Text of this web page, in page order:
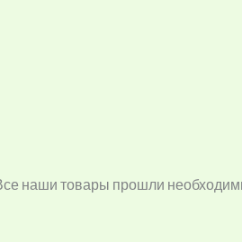
наши товары прошли